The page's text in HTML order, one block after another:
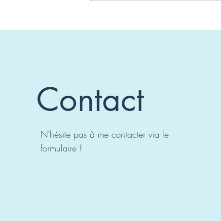
28/11/22
Contact
N'hésite pas à me contacter via le
formulaire !